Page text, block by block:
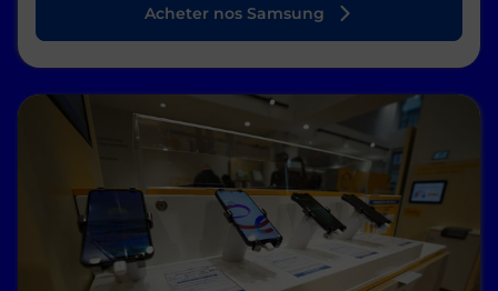
Acheter nos Samsung